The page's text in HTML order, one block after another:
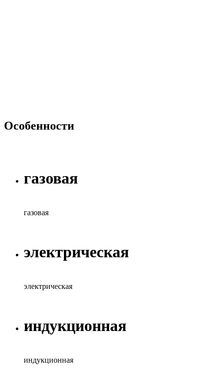
Особенности
газовая
газовая
электрическая
электрическая
индукционная
индукционная